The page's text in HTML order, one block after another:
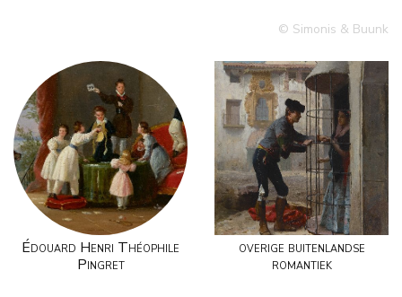
© Simonis & Buunk
Édouard Henri Théophile
Pingret
overige buitenlandse
romantiek